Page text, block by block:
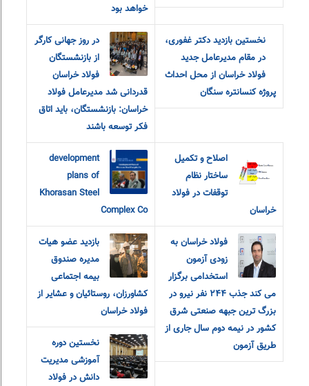
خواهد بود
نخستین بازدید دکتر غفوری،
در مقام مدیرعامل جدید
فولاد خراسان از محل احداث
پروژه کنسانتره سنگان
در روز جهانی کارگر
از بازنشستگان
فولاد خراسان
قدردانی شد مدیرعامل فولاد
خراسان: بازنشستگان، باید اتاق
فکر توسعه باشند
اصلاح و تکمیل
ساختار نظام
توقفات در فولاد
خراسان
development
plans of
Khorasan Steel
Complex Co
فولاد خراسان به
زودی آزمون
استخدامی برگزار
می کند جذب ٢۴۴ نفر نیرو در
بزرگ ترین جبهه صنعتی شرق
کشور در نیمه دوم سال جاری از
طریق آزمون
بازدید عضو هیات
مدیره صندوق
بیمه اجتماعی
کشاورزان، روستائیان و عشایر از
فولاد خراسان
نخستین دوره
آموزشی مدیریت
دانش در فولاد